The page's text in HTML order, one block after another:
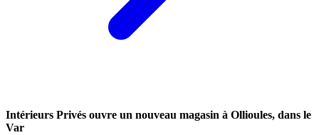
Intérieurs Privés ouvre un nouveau magasin à Ollioules, dans le
Var